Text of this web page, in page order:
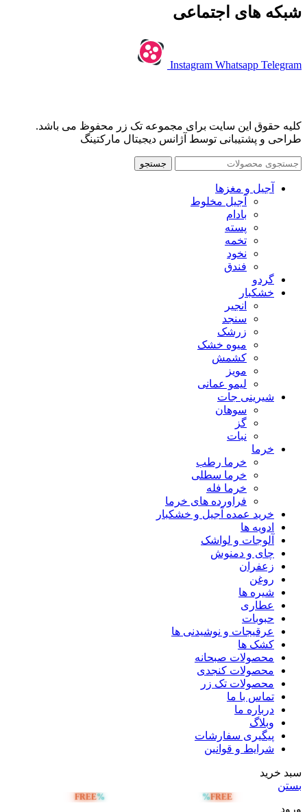
شبکه های اجتماعی
Instagram Whatsapp Telegram
کلیه حقوق این سایت برای مجموعه تک زر محفوظ می باشد.
طراحی و پشتیبانی توسط آژانس دیجیتال مارکتینگ
جستجو
آجیل و مغزها
آجیل مخلوط
بادام
پسته
تخمه
نخود
فندق
گردو
خشکبار
انجیر
سنجد
زرشک
میوه خشک
کشمش
مویز
لیمو عمانی
شیرینی جات
سوهان
گز
نبات
خرما
خرما رطب
خرما سطلی
خرما فله
فراورده های خرما
خرید عمده آجیل و خشکبار
ادویه ها
آلوجات و لواشک
چای و دمنوش
زعفران
روغن
شیره ها
عطاری
حبوبات
عرقیجات و نوشیدنی ها
کشک ها
محصولات صبحانه
محصولات کنجدی
محصولات تک زر
تماس با ما
درباره ما
وبلاگ
پیگیری سفارشات
شرایط و قوانین
سبد خرید
بستن
FREE
%
%
FREE
ورود